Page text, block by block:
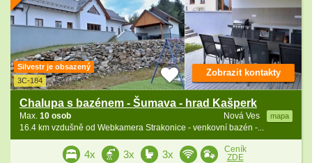
Silvestr je obsazený
3C-184
Chalupa s bazénem - Šumava - hrad Kašperk
Nová Ves mapa
Max. 10 osob
16.4 km vzdušně od Webkamera Strakonice - venkovní bazén -...
Zobrazit kontakty
4x 3x 3x
Ceník
ZDE